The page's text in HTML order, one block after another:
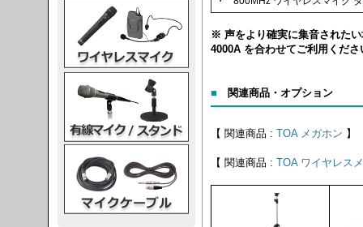
※ 声をより確実に集音された
4000A を合わせてご利用くださ
■ 関連商品・オプション
【 関連商品 : TOA メガホン 】
【 関連商品 : TOA ワイヤレス